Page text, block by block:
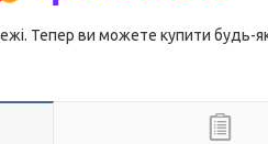
Тепер ви можете купити будь-